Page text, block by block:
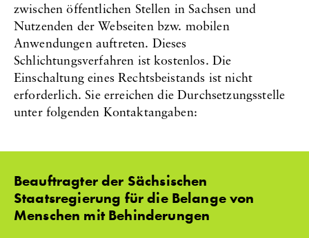
zwischen öffentlichen Stellen in Sachsen und
Nutzenden der Webseiten bzw. mobilen
Anwendungen auftreten. Dieses
Schlichtungsverfahren ist kostenlos. Die
Einschaltung eines Rechtsbeistands ist nicht
erforderlich. Sie erreichen die Durchsetzungsstelle
unter folgenden Kontaktangaben:
Beauftragter der Sächsischen
Staatsregierung für die Belange von
Menschen mit Behinderungen